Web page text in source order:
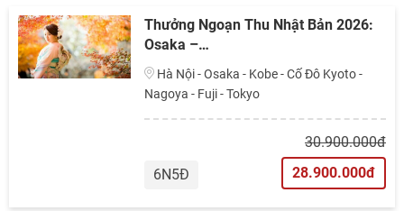
Thưởng Ngoạn Thu Nhật Bản 2026:
Osaka –…
Nagoya - Fuji - Tokyo
6N5Đ
30.900.000đ
28.900.000đ